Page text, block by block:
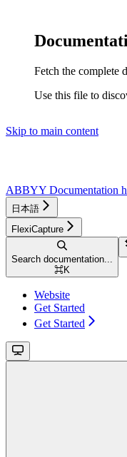
Fetch the complete
Use this file to
Skip to main content
ABBYY Documentation
日本語
FlexiCapture
Search documentation...
⌘K
Website
Get Started
Get Started